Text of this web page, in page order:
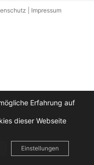
Impressum
Erfahrung auf
dieser Webseite
Einstellungen